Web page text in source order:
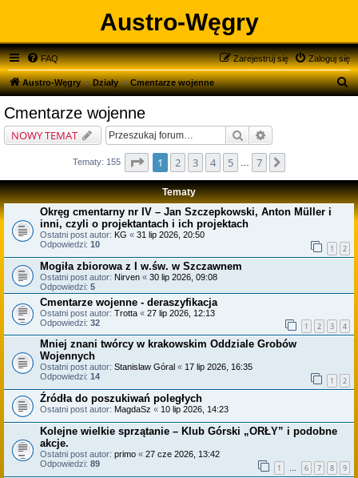
Austro-Węgry
FAQ Zaloguj się
Zarejestruj się
Austro-Węgry Działy Cmentarze wojenne
S
Cmentarze wojenne
NOWY TEMAT Szukaj
Tematy: 155 Strona1 z7
1 2 3 4 5 7
Tematy
Okręg cmentarny nr IV – Jan Szczepkowski, Anton Müller i
inni, czyli o projektantach i ich projektach
Ostatni post autor: KG « 31 lip 2026, 20:50
Odpowiedzi: 10 1 2
Mogiła zbiorowa z I w.św. w Szczawnem
Ostatni post autor: Nirven « 30 lip 2026, 09:08
Odpowiedzi: 5
Cmentarze wojenne - deraszyfikacja
Ostatni post autor: Trotta « 27 lip 2026, 12:13
Odpowiedzi: 32 1 2 3 4
Mniej znani twórcy w krakowskim Oddziale Grobów
Wojennych
Ostatni post autor: Stanislaw Góral « 17 lip 2026, 16:35
Odpowiedzi: 14 1 2
Źródła do poszukiwań poległych
Ostatni post autor: MagdaSz « 10 lip 2026, 14:23
Kolejne wielkie sprzątanie – Klub Górski „ORŁY” i podobne
akcje.
Ostatni post autor: primo « 27 cze 2026, 13:42
Odpowiedzi: 89 1 … 6 7 8 9